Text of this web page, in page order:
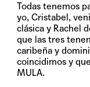
Todas tenemos
yo, Cristabel,
clásica y Rachel
que las tres
caribeña y
coincidimos y
MULA.